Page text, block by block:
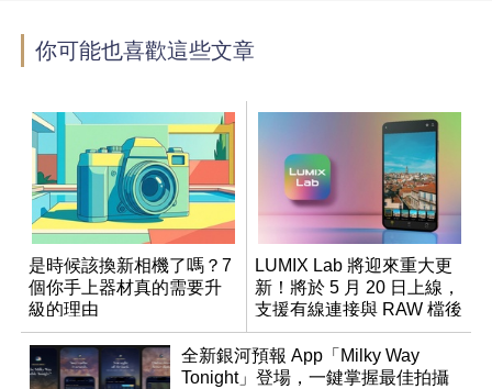
你可能也喜歡這些文章
是時候該換新相機了嗎？7
個你手上器材真的需要升
級的理由
LUMIX Lab 將迎來重大更
新！將於 5 月 20 日上線，
支援有線連接與 RAW 檔後
製
全新銀河預報 App「Milky Way
Tonight」登場，一鍵掌握最佳拍攝